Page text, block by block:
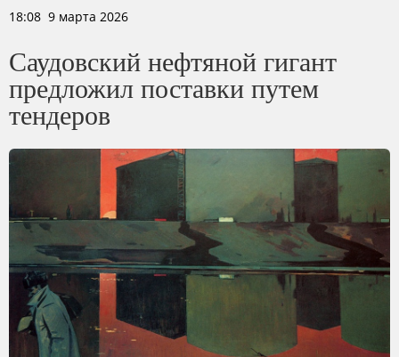
18:08 9 марта 2026
Саудовский нефтяной гигант
предложил поставки путем
тендеров